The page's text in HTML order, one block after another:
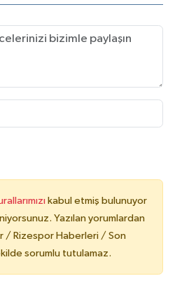
kabul etmiş bulunuyor
Yazılan yorumlardan
/ Rizespor Haberleri / Son
sorumlu tutulamaz.